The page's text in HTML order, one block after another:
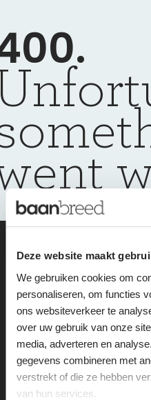
Deze website maakt
We gebruiken cookies om
personaliseren, om functies
ons websiteverkeer te
over uw gebruik van onze
media, adverteren en
gegevens combineren met
verstrekt of die ze hebben
van hun services.
we are
help
on
Find the best